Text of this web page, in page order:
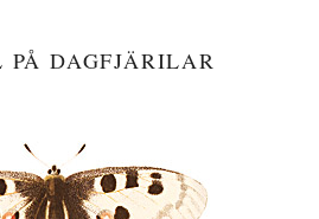
PÅ DAGFJÄRILAR